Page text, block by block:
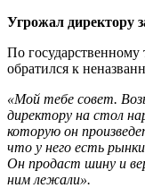
Угрожал директору
По
обратился к
«Мой тебе совет.
директору на стол
которую он
что у него есть
Он продаст шину и
ним лежали».